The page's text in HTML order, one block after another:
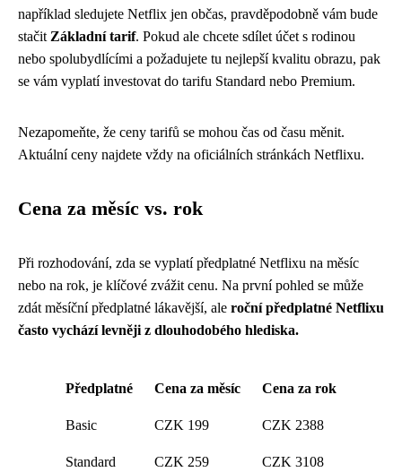
například sledujete Netflix jen občas, pravděpodobně vám bude
stačit Základní tarif. Pokud ale chcete sdílet účet s rodinou
nebo spolubydlícími a požadujete tu nejlepší kvalitu obrazu, pak
se vám vyplatí investovat do tarifu Standard nebo Premium.
Nezapomeňte, že ceny tarifů se mohou čas od času měnit.
Aktuální ceny najdete vždy na oficiálních stránkách Netflixu.
Cena za měsíc vs. rok
Při rozhodování, zda se vyplatí předplatné Netflixu na měsíc
nebo na rok, je klíčové zvážit cenu. Na první pohled se může
zdát měsíční předplatné lákavější, ale roční předplatné Netflixu
často vychází levněji z dlouhodobého hlediska.
Předplatné Cena za měsíc Cena za rok
Basic CZK 199 CZK 2388
Standard CZK 259 CZK 3108